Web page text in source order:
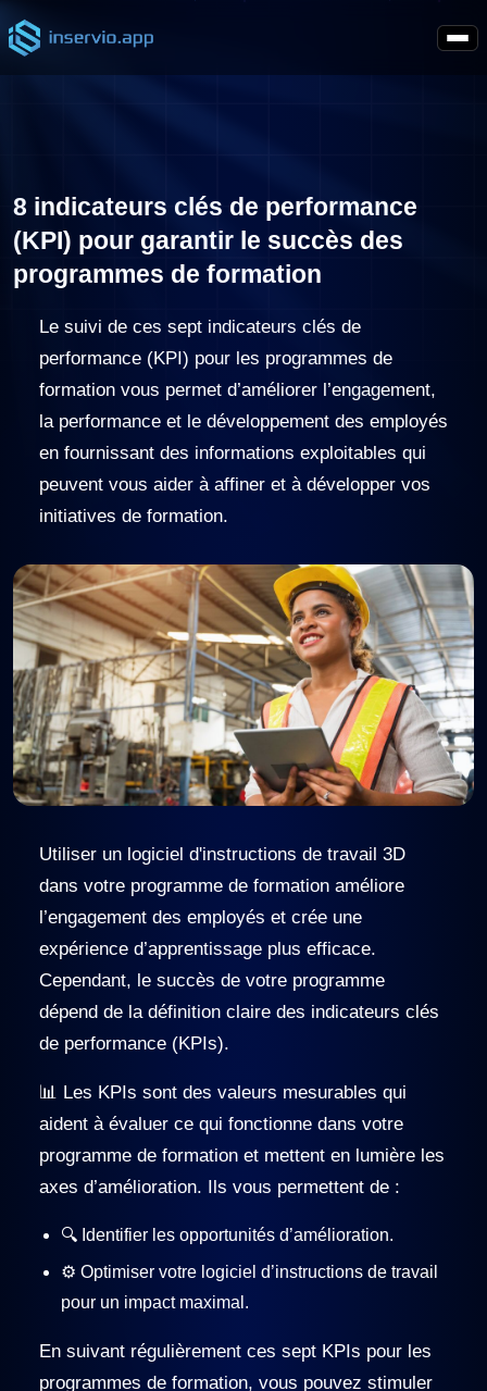
8 indicateurs clés de performance
(KPI) pour garantir le succès des
programmes de formation
Le suivi de ces sept indicateurs clés de
performance (KPI) pour les programmes de
formation vous permet d’améliorer l’engagement,
la performance et le développement des employés
en fournissant des informations exploitables qui
peuvent vous aider à affiner et à développer vos
initiatives de formation.
Utiliser un logiciel d'instructions de travail 3D
dans votre programme de formation améliore
l’engagement des employés et crée une
expérience d’apprentissage plus efficace.
Cependant, le succès de votre programme
dépend de la définition claire des indicateurs clés
de performance (KPIs).
📊 Les KPIs sont des valeurs mesurables qui
aident à évaluer ce qui fonctionne dans votre
programme de formation et mettent en lumière les
axes d’amélioration. Ils vous permettent de :
🔍 Identifier les opportunités d’amélioration.
⚙️ Optimiser votre logiciel d’instructions de travail
pour un impact maximal.
En suivant régulièrement ces sept KPIs pour les
programmes de formation, vous pouvez stimuler